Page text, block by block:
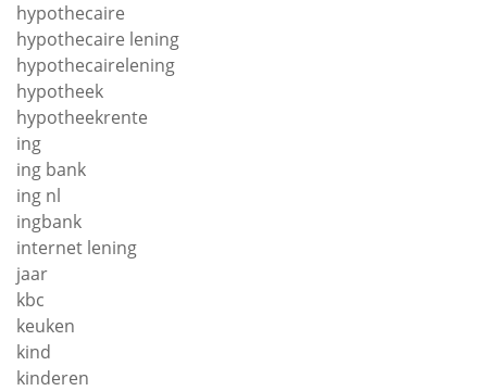
hypothecaire
hypothecaire lening
hypothecairelening
hypotheek
hypotheekrente
ing
ing bank
ing nl
ingbank
internet lening
jaar
kbc
keuken
kind
kinderen